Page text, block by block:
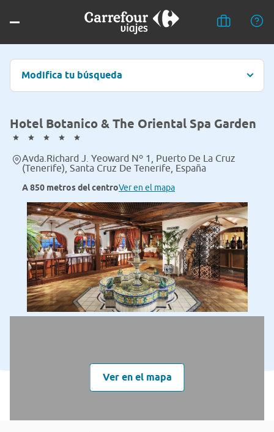
Modifica tu búsqueda
Hotel Botanico & The Oriental Spa Garden
Avda.Richard J. Yeoward Nº 1, Puerto De La Cruz
(Tenerife), Santa Cruz De Tenerife, España
A 850 metros del centroVer en el mapa
Ver en el mapa